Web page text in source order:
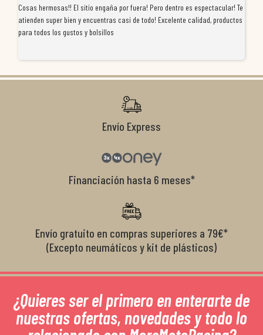
Cosas hermosas!! El sitio engaña por fuera! Pero dentro es espectacular! Te
atienden super bien y encuentras casi de todo! Excelente calidad, productos
para todos los gustos y bolsillos
Envío Express
Financiación hasta 6 meses*
Envío gratuito en compras superiores a 79€*
(Excepto neumáticos y kit de plásticos)
¿Quieres ser el primero en enterarte de
nuestras ofertas, novedades y todo lo